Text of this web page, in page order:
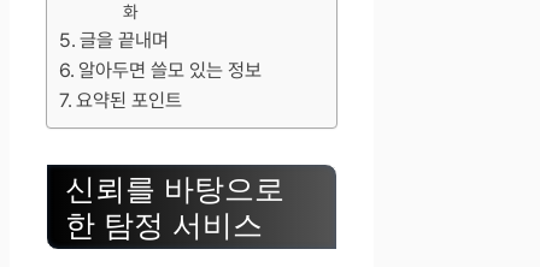
화
글을 끝내며
알아두면 쓸모 있는 정보
요약된 포인트
신뢰를 바탕으로
한 탐정 서비스